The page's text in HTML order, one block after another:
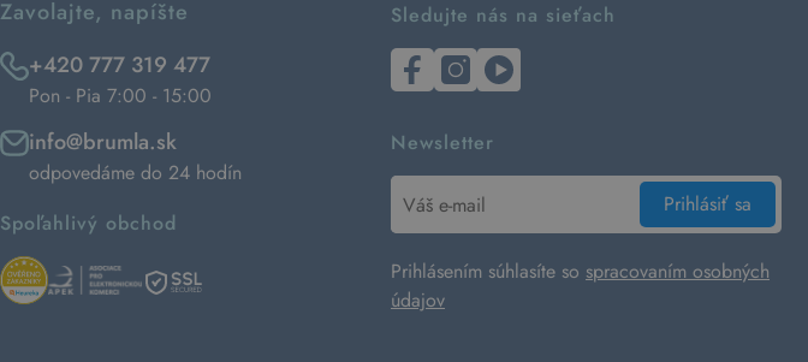
Zavolajte, napíšte
+420 777 319 477
Pon - Pia 7:00 - 15:00
info@brumla.sk
odpovedáme do 24 hodín
Spoľahlivý obchod
Sledujte nás na sieťach
Newsletter
Prihlásiť sa
Prihlásením súhlasíte so spracovaním osobných
údajov